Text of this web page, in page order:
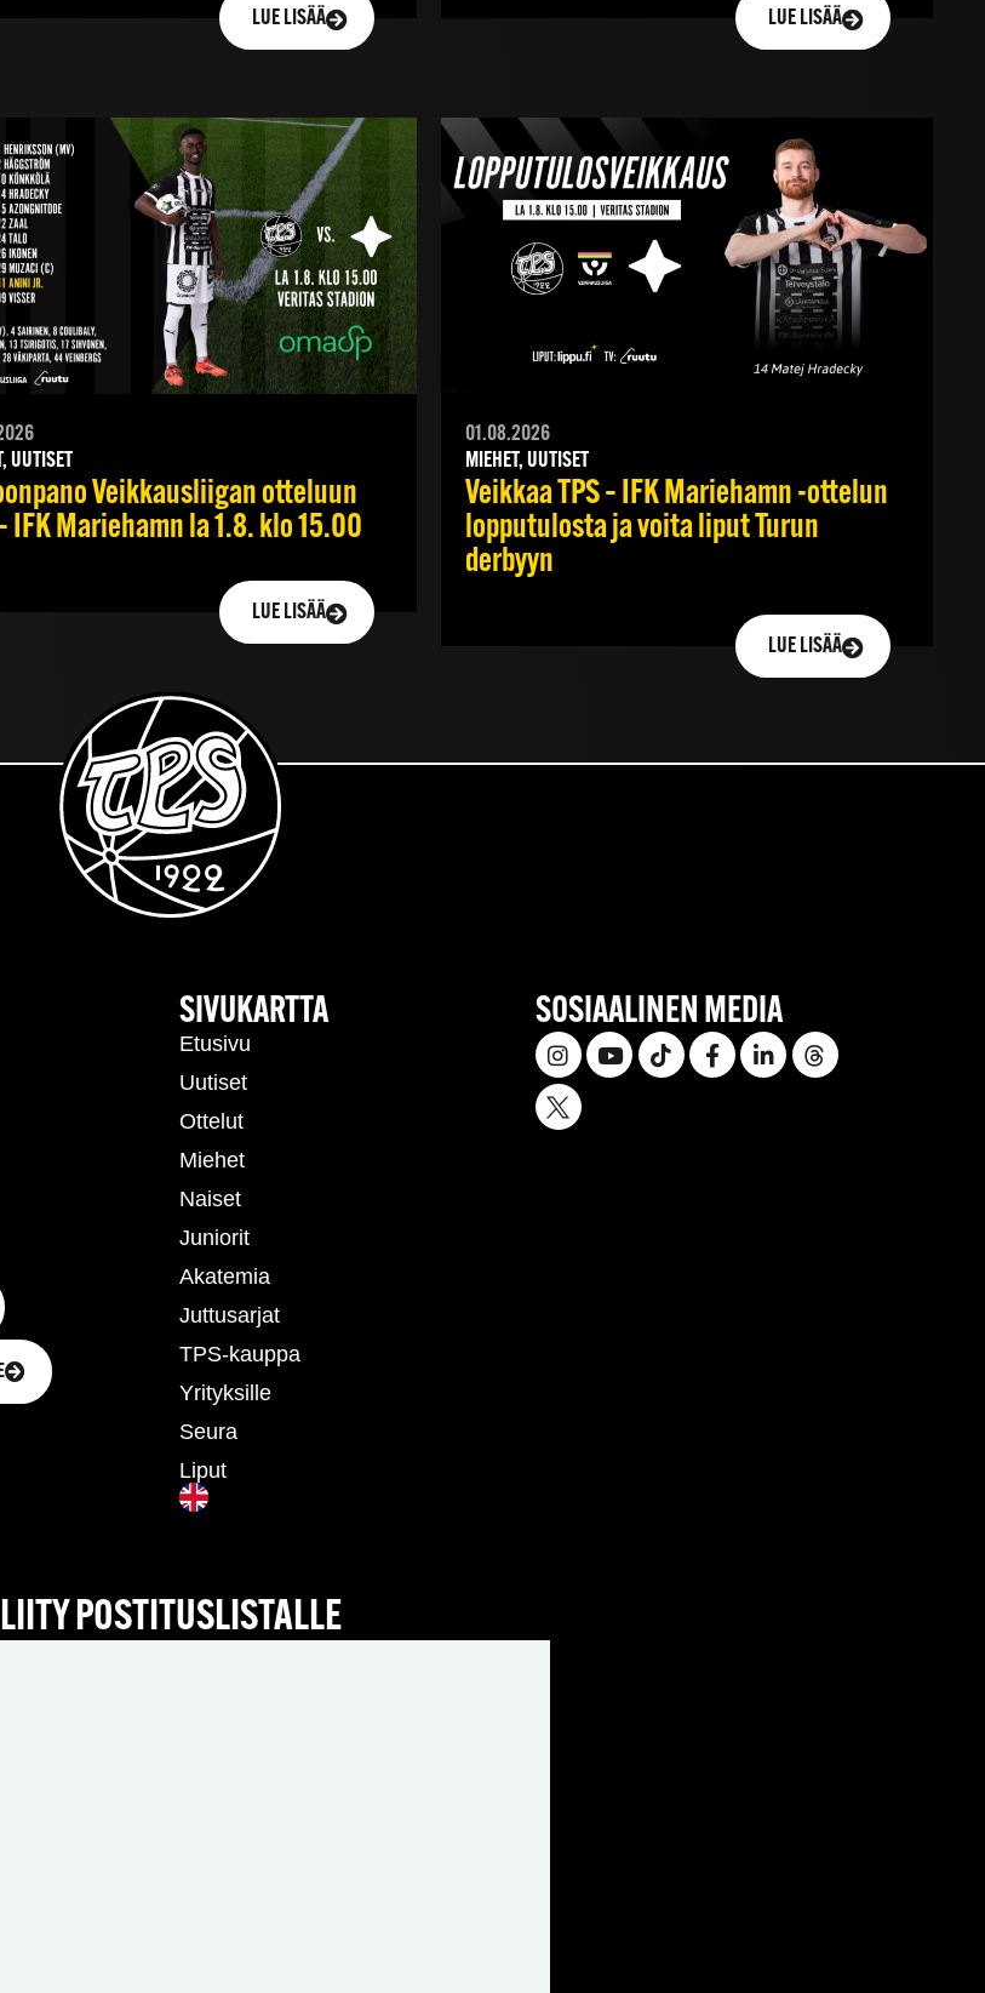
LUE LISÄÄ LUE LISÄÄ
UUTISET
Veikkausliigan otteluun
IFK Mariehamn la 1.8. klo 15.00
LUE LISÄÄ
01.08.2026
MIEHET, UUTISET
Veikkaa TPS – IFK Mariehamn -ottelun
lopputulosta ja voita liput Turun
derbyyn
LUE LISÄÄ
SIVUKARTTA
Etusivu
Uutiset
Ottelut
Miehet
Naiset
Juniorit
Akatemia
Juttusarjat
TPS-kauppa
Yrityksille
Seura
Liput
SOSIAALINEN MEDIA
LIITY POSTITUSLISTALLE